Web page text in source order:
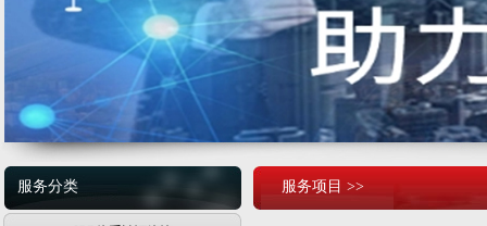
服务分类 服务项目 >>